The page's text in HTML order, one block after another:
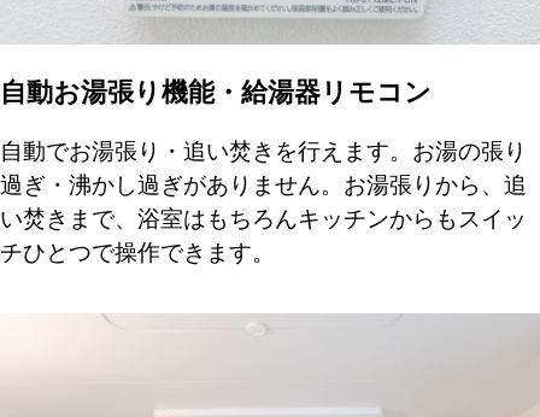
自動お湯張り機能・給湯器リモコン
自動でお湯張り・追い焚きを行えます。お湯の張り
過ぎ・沸かし過ぎがありません。お湯張りから、追
い焚きまで、浴室はもちろんキッチンからもスイッ
チひとつで操作できます。